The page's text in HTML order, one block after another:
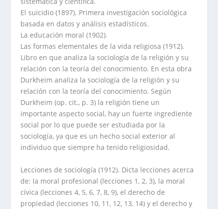
El suicidio (1897). Primera investigación sociológica
basada en datos y análisis estadísticos.
La educación moral (1902).
Las formas elementales de la vida religiosa (1912).
Libro en que analiza la sociología de la religión y su
relación con la teoría del conocimiento. En esta obra
Durkheim analiza la sociología de la religión y su
relación con la teoría del conocimiento. Según
Durkheim (op. cit., p. 3) la religión tiene un
importante aspecto social, hay un fuerte ingrediente
social por lo que puede ser estudiada por la
sociología, ya que es un hecho social exterior al
individuo que siempre ha tenido religiosidad.
Lecciones de sociología (1912). Dicta lecciones acerca
de: la moral profesional (lecciones 1, 2, 3), la moral
cívica (lecciones 4, 5, 6, 7, 8, 9), el derecho de
propiedad (lecciones 10, 11, 12, 13, 14) y el derecho y